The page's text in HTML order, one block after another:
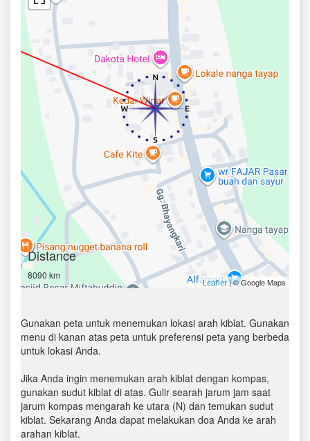
Distance
8090 km
Leaflet| © Google Maps
Gunakan peta untuk menemukan lokasi arah kiblat. Gunakan
menu di kanan atas peta untuk preferensi peta yang berbeda
untuk lokasi Anda.
Jika Anda ingin menemukan arah kiblat dengan kompas,
gunakan sudut kiblat di atas. Gulir searah jarum jam saat
jarum kompas mengarah ke utara (N) dan temukan sudut
kiblat. Sekarang Anda dapat melakukan doa Anda ke arah
arahan kiblat.